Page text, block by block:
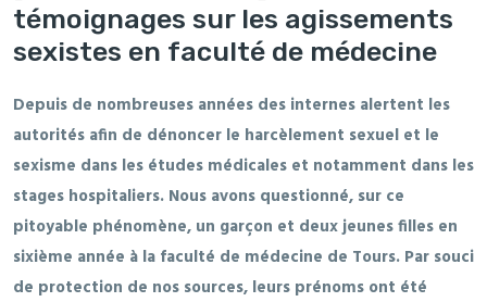
témoignages sur les agissements
sexistes en faculté de médecine
Depuis de nombreuses années des internes alertent les
autorités afin de dénoncer le harcèlement sexuel et le
sexisme dans les études médicales et notamment dans les
stages hospitaliers. Nous avons questionné, sur ce
pitoyable phénomène, un garçon et deux jeunes filles en
sixième année à la faculté de médecine de Tours. Par souci
de protection de nos sources, leurs prénoms ont été